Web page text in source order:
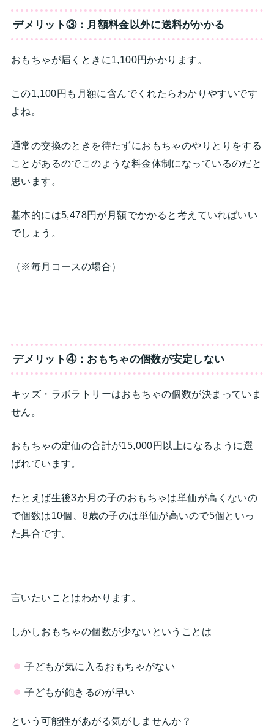
デメリット③：月額料金以外に送料がかかる
おもちゃが届くときに1,100円かかります。
この1,100円も月額に含んでくれたらわかりやすいです
よね。
通常の交換のときを待たずにおもちゃのやりとりをする
ことがあるのでこのような料金体制になっているのだと
思います。
基本的には5,478円が月額でかかると考えていればいい
でしょう。
（※毎月コースの場合）
デメリット④：おもちゃの個数が安定しない
キッズ・ラボラトリーはおもちゃの個数が決まっていま
せん。
おもちゃの定価の合計が15,000円以上になるように選
ばれています。
たとえば生後3か月の子のおもちゃは単価が高くないの
で個数は10個、8歳の子のは単価が高いので5個といっ
た具合です。
言いたいことはわかります。
しかしおもちゃの個数が少ないということは
子どもが気に入るおもちゃがない
子どもが飽きるのが早い
という可能性があがる気がしませんか？